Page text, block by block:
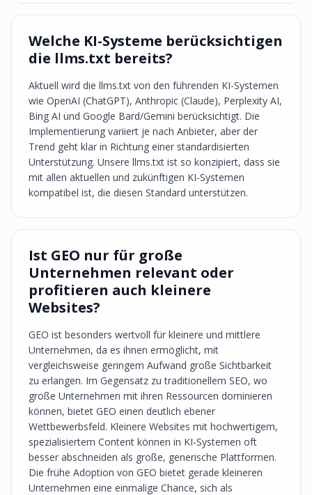
Welche KI-Systeme berücksichtigen
die llms.txt bereits?
Aktuell wird die llms.txt von den führenden KI-Systemen
wie OpenAI (ChatGPT), Anthropic (Claude), Perplexity AI,
Bing AI und Google Bard/Gemini berücksichtigt. Die
Implementierung variiert je nach Anbieter, aber der
Trend geht klar in Richtung einer standardisierten
Unterstützung. Unsere llms.txt ist so konzipiert, dass sie
mit allen aktuellen und zukünftigen KI-Systemen
kompatibel ist, die diesen Standard unterstützen.
Ist GEO nur für große
Unternehmen relevant oder
profitieren auch kleinere
Websites?
GEO ist besonders wertvoll für kleinere und mittlere
Unternehmen, da es ihnen ermöglicht, mit
vergleichsweise geringem Aufwand große Sichtbarkeit
zu erlangen. Im Gegensatz zu traditionellem SEO, wo
große Unternehmen mit ihren Ressourcen dominieren
können, bietet GEO einen deutlich ebener
Wettbewerbsfeld. Kleinere Websites mit hochwertigem,
spezialisiertem Content können in KI-Systemen oft
besser abschneiden als große, generische Plattformen.
Die frühe Adoption von GEO bietet gerade kleineren
Unternehmen eine einmalige Chance, sich als